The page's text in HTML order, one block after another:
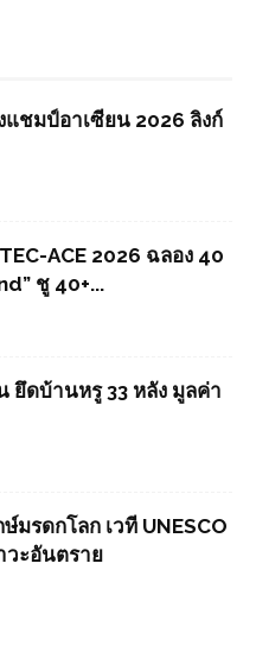
ชมป์อาเซียน 2026 ลิงก์
ACE 2026 ฉลอง 40
ชู 40+...
ดบ้านหรู 33 หลัง มูลค่า
มรดกโลก เวที UNESCO
ะอันตราย